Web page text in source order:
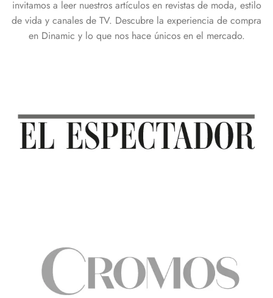
invitamos a leer nuestros artículos en revistas de moda, estilo
de vida y canales de TV. Descubre la experiencia de compra
en Dinamic y lo que nos hace únicos en el mercado.